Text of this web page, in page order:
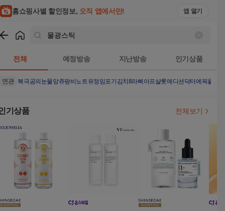
홈쇼핑사별 할인정보, 오직 앱에서만! 앱 열기
전체 예정방송 지난방송 인기상품
연관 북극곰의눈물앙쥬팡비노트유정임포기김치8라삐아프샬롯에디션 닥터에픽율무
기상품 전체보기